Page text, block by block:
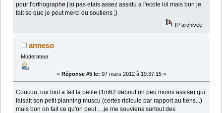
pour l'orthographe j'ai pas etais assez assidu a l'ecole lol mais bon je
fait se que je peut merci du soutiens ;)
IP archivée
anneso
Moderateur
« Réponse #5 le: 07 mars 2012 à 19:37:15 »
Coucou, oui tout a fait la petite (1m62 debout un peu moins assise) qui
faisait son petit planning muscu (certes ridicule par rapport au tiens...)
mais bon on fait ce qu'on peut ... je me souviens surtout des